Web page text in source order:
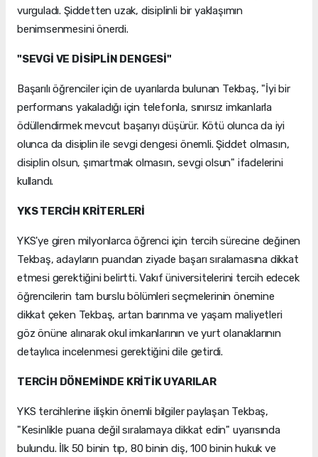
vurguladı. Şiddetten uzak, disiplinli bir yaklaşımın
benimsenmesini önerdi.
"SEVGİ VE DİSİPLİN DENGESİ"
Başarılı öğrenciler için de uyarılarda bulunan Tekbaş, "İyi bir
performans yakaladığı için telefonla, sınırsız imkanlarla
ödüllendirmek mevcut başarıyı düşürür. Kötü olunca da iyi
olunca da disiplin ile sevgi dengesi önemli. Şiddet olmasın,
disiplin olsun, şımartmak olmasın, sevgi olsun" ifadelerini
kullandı.
YKS TERCİH KRİTERLERİ
YKS'ye giren milyonlarca öğrenci için tercih sürecine değinen
Tekbaş, adayların puandan ziyade başarı sıralamasına dikkat
etmesi gerektiğini belirtti. Vakıf üniversitelerini tercih edecek
öğrencilerin tam burslu bölümleri seçmelerinin önemine
dikkat çeken Tekbaş, artan barınma ve yaşam maliyetleri
göz önüne alınarak okul imkanlarının ve yurt olanaklarının
detaylıca incelenmesi gerektiğini dile getirdi.
TERCİH DÖNEMİNDE KRİTİK UYARILAR
YKS tercihlerine ilişkin önemli bilgiler paylaşan Tekbaş,
"Kesinlikle puana değil sıralamaya dikkat edin" uyarısında
bulundu. İlk 50 binin tıp, 80 binin diş, 100 binin hukuk ve